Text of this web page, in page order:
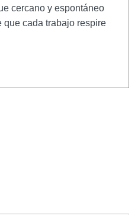
cercano y espontáneo
que cada trabajo respire